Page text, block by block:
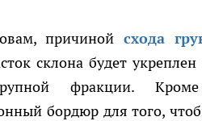
причиной схода
склона будет
фракции.
бордюр для того,